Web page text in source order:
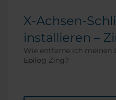
X-Achsen-
installieren –
Wie entferne ich meinen
Epilog Zing?